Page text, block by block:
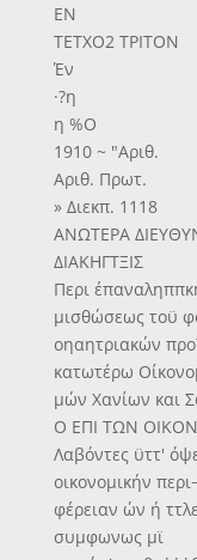
ΕΝ
ΤΕΤΧΟ2 ΤΡΙΤΟΝ
Έν
·?η
η %Ο
1910 ~ "Αριθ.
Αριθ. Πρωτ.
» Διεκπ. 1118
ΑΝΩΤΕΡΑ
ΔΙΑΚΗΓΤΞΙΣ
Περι
μισθώσεως τοϋ
οηαητριακών
κατωτέρω
μών Χανίων και
Ο ΕΠΙ ΤΩΝ
Λαβόντες ϋττ'
οικονομικήν
φέρειαν ών ή
συμφωνως μϊ